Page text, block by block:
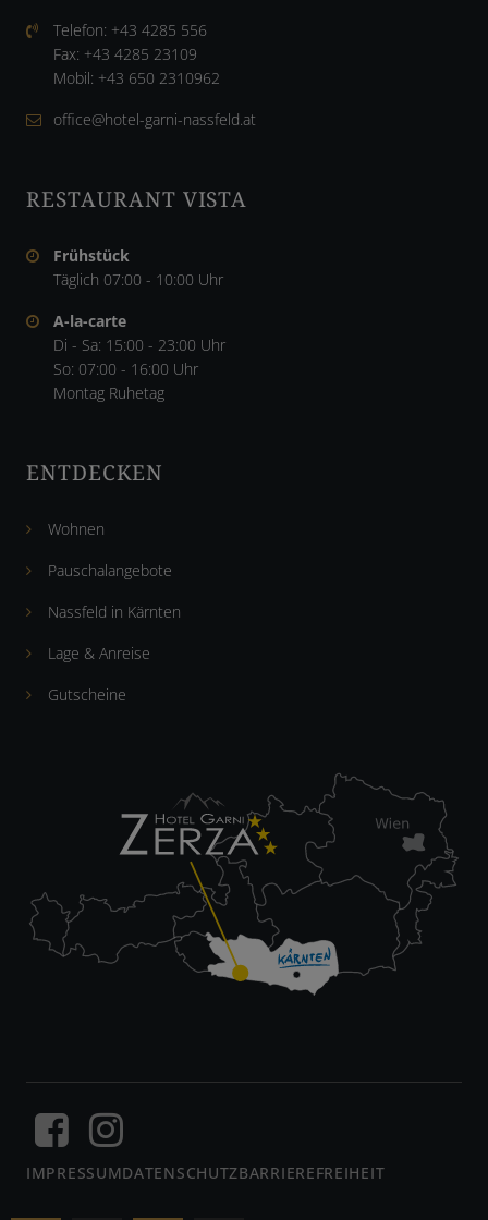
Telefon: +43 4285 556
Fax: +43 4285 23109
Mobil: +43 650 2310962
office@hotel-garni-nassfeld.at
RESTAURANT VISTA
Frühstück
Täglich 07:00 - 10:00 Uhr
A-la-carte
Di - Sa: 15:00 - 23:00 Uhr
So: 07:00 - 16:00 Uhr
Montag Ruhetag
ENTDECKEN
Wohnen
Pauschalangebote
Nassfeld in Kärnten
Lage & Anreise
Gutscheine
IMPRESSUMDATENSCHUTZBARRIEREFREIHEIT